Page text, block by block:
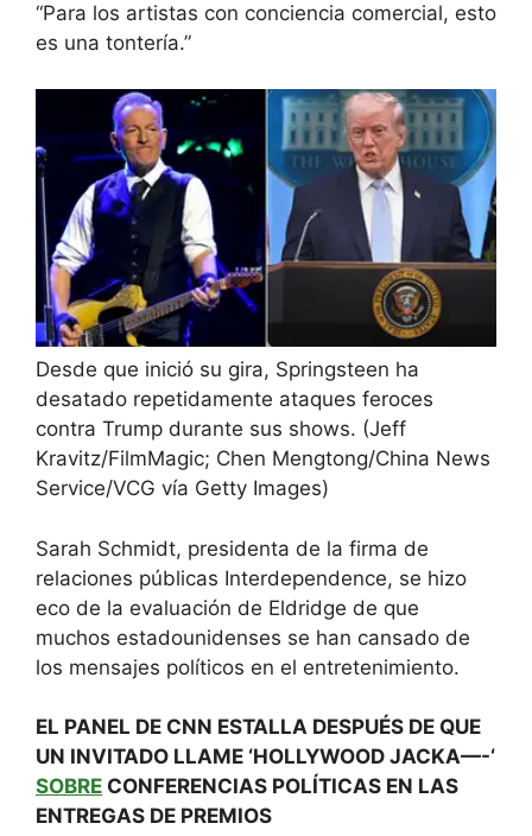
“Para los artistas con conciencia comercial, esto
es una tontería.”
Desde que inició su gira, Springsteen ha
desatado repetidamente ataques feroces
contra Trump durante sus shows. (Jeff
Kravitz/FilmMagic; Chen Mengtong/China News
Service/VCG vía Getty Images)
Sarah Schmidt, presidenta de la firma de
relaciones públicas Interdependence, se hizo
eco de la evaluación de Eldridge de que
muchos estadounidenses se han cansado de
los mensajes políticos en el entretenimiento.
EL PANEL DE CNN ESTALLA DESPUÉS DE QUE
UN INVITADO LLAME ‘HOLLYWOOD JACKA—-‘
SOBRE CONFERENCIAS POLÍTICAS EN LAS
ENTREGAS DE PREMIOS